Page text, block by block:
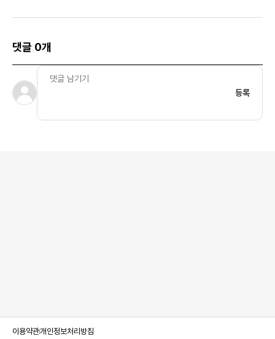
댓글 0개
등록
이용약관개인정보처리방침